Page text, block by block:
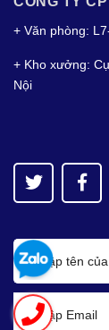
+ Văn phòng:
+ Kho xưởng:
Nội